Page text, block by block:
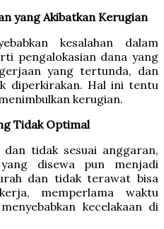
yang Akibatkan Kerugian
kesalahan dalam
pengalokasian dana yang
yang tertunda, dan
diperkirakan. Hal ini tentu
kerugian.
Tidak Optimal
tidak sesuai anggaran,
disewa pun menjadi
dan tidak terawat bisa
memperlama waktu
kecelakaan di